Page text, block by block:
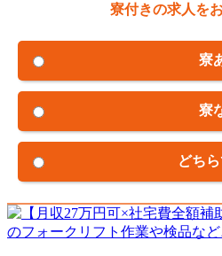
寮付きの求人を
寮
寮
どち